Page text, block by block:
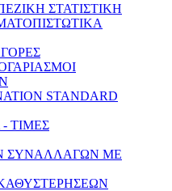
ΣΤΑΤΙΣΤΙΚΗ
STANDARD
ΤΙΜΕΣ
ΣΥΝΑΛΛΑΓΩΝ ΜΕ